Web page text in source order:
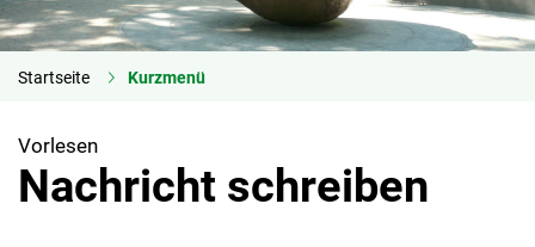
Startseite Kurzmenü
Vorlesen
Nachricht schreiben